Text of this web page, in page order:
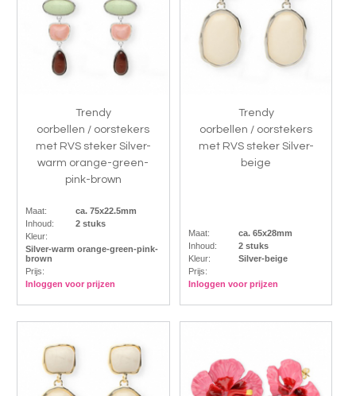
Trendy
oorbellen / oorstekers
met RVS steker Silver-
warm orange-green-
pink-brown
Maat:
ca. 75x22.5mm
Inhoud:
2 stuks
Kleur:
Silver-warm orange-green-pink-
brown
Prijs:
Inloggen voor prijzen
Trendy
oorbellen / oorstekers
met RVS steker Silver-
beige
Maat:
ca. 65x28mm
Inhoud:
2 stuks
Kleur:
Silver-beige
Prijs:
Inloggen voor prijzen